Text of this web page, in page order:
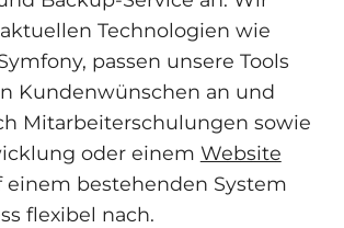
Technologien wie
passen unsere Tools
Kundenwünschen an und
Mitarbeiterschulungen sowie
oder einem Website
einem bestehenden System
flexibel nach.